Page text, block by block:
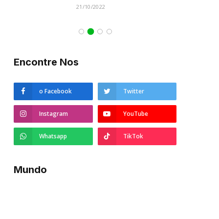
21/10/2022
Encontre Nos
o Facebook Twitter
Instagram YouTube
Whatsapp TikTok
Mundo